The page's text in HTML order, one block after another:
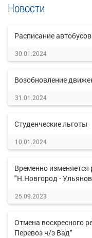
Новости
Расписание
30.01.2024
Возобновление
31.01.2024
Студенческие льготы
10.01.2024
Временно изменяется
"Н.Новгород -
25.09.2023
Отмена воскресного
Перевоз ч/з Вад"